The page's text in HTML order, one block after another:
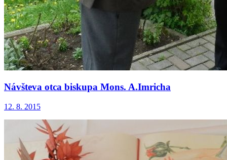
Návšteva otca biskupa Mons. A.Imricha
12. 8. 2015